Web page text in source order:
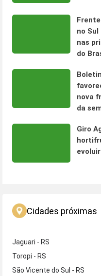
no
nas
do
nova
da
Giro
Cidades próximas
Jaguari - RS
Toropi - RS
São Vicente do Sul - RS